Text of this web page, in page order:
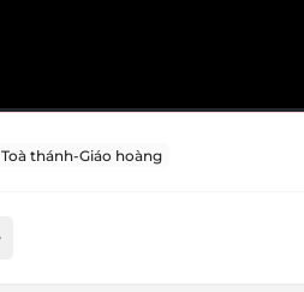
Toà thánh-Giáo hoàng